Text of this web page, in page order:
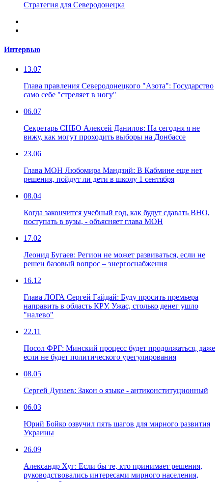
Стратегия для Северодонецка
Интервью
13.07
Глава правления Северодонецкого "Азота": Государство
само себе "стреляет в ногу"
06.07
Секретарь СНБО Алексей Данилов: На сегодня я не
вижу, как могут проходить выборы на Донбассе
23.06
Глава МОН Любомира Мандзий: В Кабмине еще нет
решения, пойдут ли дети в школу 1 сентября
08.04
Когда закончится учебный год, как будут сдавать ВНО,
поступать в вузы, - объясняет глава МОН
17.02
Леонид Бугаев: Регион не может развиваться, если не
решен базовый вопрос – энергоснабжения
16.12
Глава ЛОГА Сергей Гайдай: Буду просить премьера
направить в область КРУ. Ужас, столько денег ушло
"налево"
22.11
Посол ФРГ: Минский процесс будет продолжаться, даже
если не будет политического урегулирования
08.05
Сергей Дунаев: Закон о языке - антиконституционный
06.03
Юрий Бойко озвучил пять шагов для мирного развития
Украины
26.09
Александр Хуг: Если бы те, кто принимает решения,
руководствовались интересами мирного населения,